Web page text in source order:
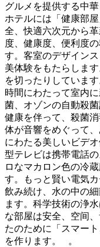
グルメを提供する中
ホテルには「健康部
全、快適六次元から
度、健康度、便利度
す。客室のデザイン
美体験をもたらしま
を切ったりしていま
時間にわたって室内
菌、オゾンの自動殺
健康を伴って、殺菌
体が音響をめぐって
にわたる美しいビデ
型テレビは携帯電話
ロなマカロン色の冷
す。もっと賢い電気
飲み続け、水の中の
ます。科学技術の浄
な部屋は安全、空间
たのために「スマー
を作ります。 。